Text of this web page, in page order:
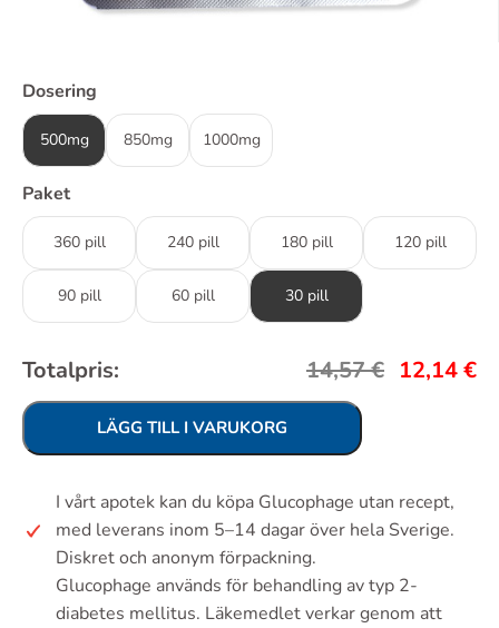
Dosering
500mg 850mg 1000mg
Paket
360 pill 240 pill 180 pill 120 pill
90 pill 60 pill 30 pill
Totalpris: 14,57€ 12,14€
LÄGG TILL I VARUKORG
I vårt apotek kan du köpa Glucophage utan recept,
med leverans inom 5–14 dagar över hela Sverige.
Diskret och anonym förpackning.
Glucophage används för behandling av typ 2-
diabetes mellitus. Läkemedlet verkar genom att